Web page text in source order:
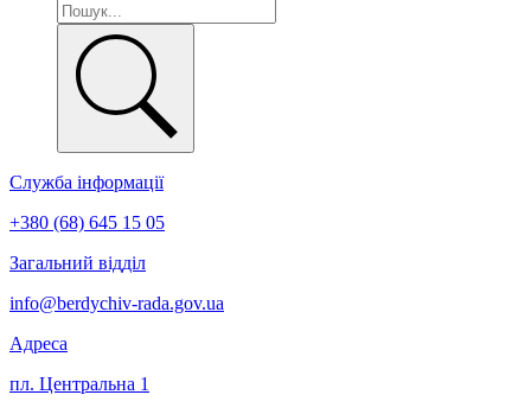
Служба інформації
+380 (68) 645 15 05
Загальний відділ
info@berdychiv-rada.gov.ua
Адреса
пл. Центральна 1